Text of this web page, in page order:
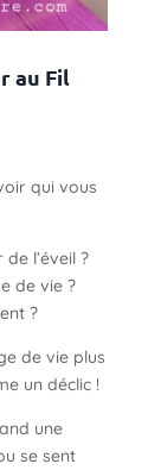
au Fil
qui vous
l’éveil ?
de vie ?
?
de vie plus
un déclic !
une
se sent